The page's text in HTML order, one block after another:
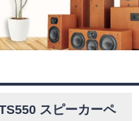
スピーカーペ